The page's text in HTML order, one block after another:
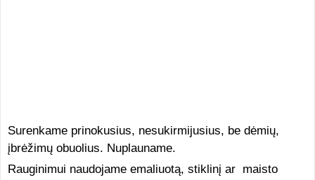
Surenkame prinokusius, nesukirmijusius, be dėmių,
įbrėžimų obuolius. Nuplauname.
Rauginimui naudojame emaliuotą, stiklinį ar maisto